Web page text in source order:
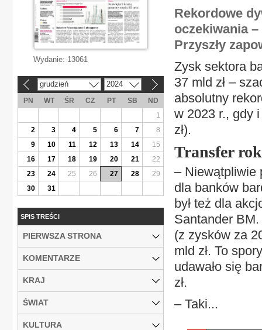
Rekordowe
oczekiwania
Przyszły
Zysk sektora
37 mld zł –
absolutny
w 2023 r., gdy
zł).
Transfer
– Niewątpliwie
dla banków
był też dla
Santander
(z zysków za
mld zł. To
udawało się
zł.
– Taki...
Wydanie: 13061
grudzień 2024
PN WT ŚR CZ PT SB
ND
1
2
3 4 5 6 7
8
9
10 11 12 13 14
15
16
17 18 19 20 21
22
23
24 25 26 27 28
29
30
31
SPIS TREŚCI
PIERWSZA STRONA
KOMENTARZE
KRAJ
ŚWIAT
KULTURA